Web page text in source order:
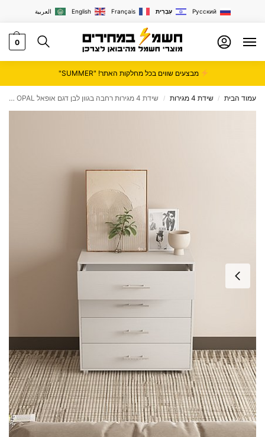
العربية English Français עִבְרִית Русский
0
מבצעים שווים בכל מחלקות האתר! "SUMMER"
עמוד הבית / שידת 4 מגירות / שידת 4 מגירות רחבה בגוון לבן דגם אופאל OPAL מבית סטאר שופ STAR SHOP